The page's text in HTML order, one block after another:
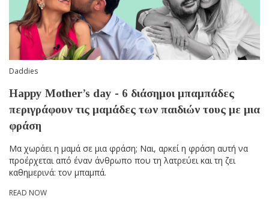
Daddies
Happy Mother’s day - 6 διάσημοι μπαμπάδες
περιγράφουν τις μαμάδες των παιδιών τους με μια
φράση
Μα χωράει η μαμά σε μια φράση; Ναι, αρκεί η φράση αυτή να
προέρχεται από έναν άνθρωπο που τη λατρεύει και τη ζει
καθημερινά: τον μπαμπά.
READ NOW